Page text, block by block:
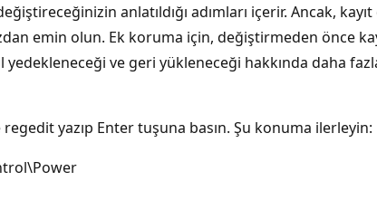
anlatıldığı adımları içerir. Ancak,
emin olun. Ek koruma için, değiştirmeden önce
ve geri yükleneceği hakkında daha
yazıp Enter tuşuna basın. Şu konuma ilerleyin: